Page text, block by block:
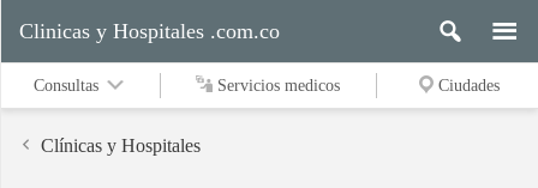
Clinicas y Hospitales .com.co
Consultas Servicios medicos Ciudades
Clínicas y Hospitales